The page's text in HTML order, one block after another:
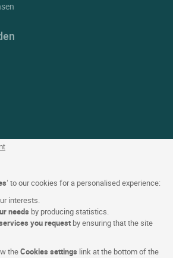
’ to our cookies for a personalised experience:
interests.
needs by producing statistics.
you request by ensuring that the site
theCookies settings link at the bottom of the
Instagram